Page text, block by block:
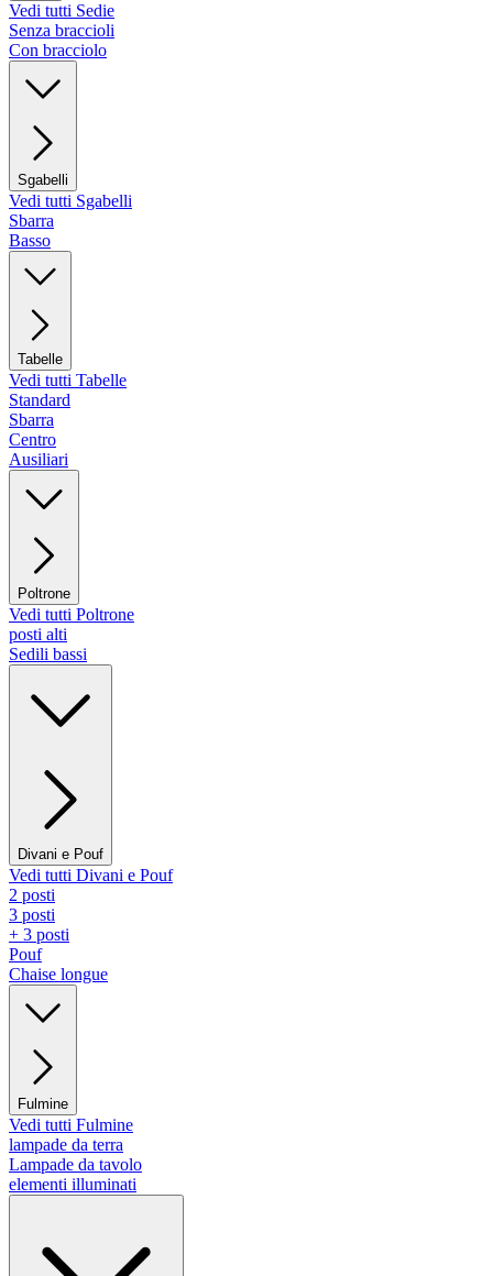
Vedi tutti Sedie
Senza braccioli
Con bracciolo
Sgabelli
Vedi tutti Sgabelli
Sbarra
Basso
Tabelle
Vedi tutti Tabelle
Standard
Sbarra
Centro
Ausiliari
Poltrone
Vedi tutti Poltrone
posti alti
Sedili bassi
Divani e Pouf
Vedi tutti Divani e Pouf
2 posti
3 posti
+ 3 posti
Pouf
Chaise longue
Fulmine
Vedi tutti Fulmine
lampade da terra
Lampade da tavolo
elementi illuminati